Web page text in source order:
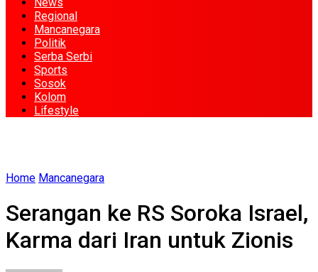
Regional
Mancanegara
Politik
Serba Serbi
Sports
Sosok
Kolom
Lifestyle
Home Mancanegara
Serangan ke RS Soroka Israel,
Karma dari Iran untuk Zionis